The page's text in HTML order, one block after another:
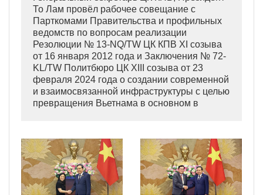
То Лам провёл рабочее совещание с
Парткомами Правительства и профильных
ведомств по вопросам реализации
Резолюции № 13-NQ/TW ЦК КПВ XI созыва
от 16 января 2012 года и Заключения № 72-
KL/TW Политбюро ЦК XIII созыва от 23
февраля 2024 года о создании современной
и взаимосвязанной инфраструктуры с целью
превращения Вьетнама в основном в